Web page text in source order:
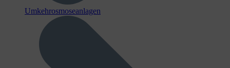
Umkehrosmoseanlagen